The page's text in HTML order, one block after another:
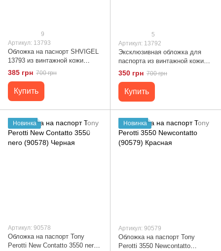
9
Артикул: 13793
Обложка на паснорт SHVIGEL
13793 из винтажной кожи
Коричневая
385 грн 700 грн
Купить
5
Артикул: 13792
Эксклюзивная обложка для
паспорта из винтажной кожи
SHVIGEL 13792 Красная
350 грн 700 грн
Купить
Новинка
Артикул: 90578
Обложка на паспорт Tony
Perotti New Contatto 3550 nero
Новинка
Артикул: 90579
Обложка на паспорт Tony
Perotti 3550 Newcontatto